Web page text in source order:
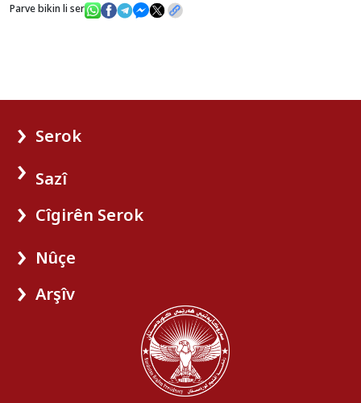
Parve bikin li ser
Serok
Sazî
Cîgirên Serok
Nûçe
Arşîv